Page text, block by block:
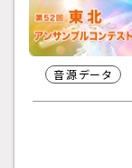
音源データ